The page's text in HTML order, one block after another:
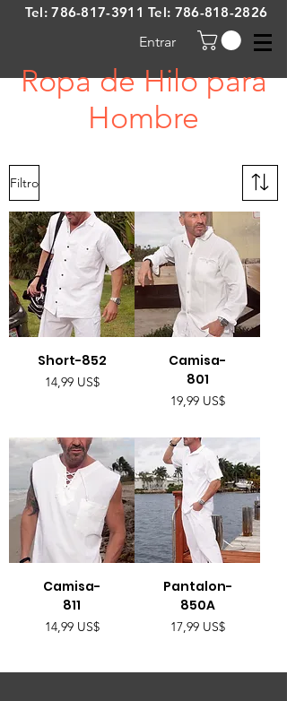
Entrar
Tel:786-817-3911 Tel: 786-818-2826
Ropa de Hilo para
Hombre
Filtro
Short-852
Precio
14,99 US$
Camisa-
801
Precio
19,99 US$
Camisa-
811
Precio
14,99 US$
Pantalon-
850A
Precio
17,99 US$